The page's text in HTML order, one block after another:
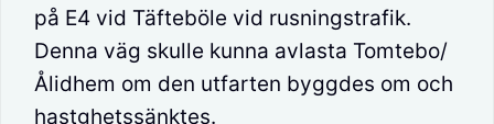
på E4 vid Täfteböle vid rusningstrafik.
Denna väg skulle kunna avlasta Tomtebo/
Ålidhem om den utfarten byggdes om och
hastghetssänktes.